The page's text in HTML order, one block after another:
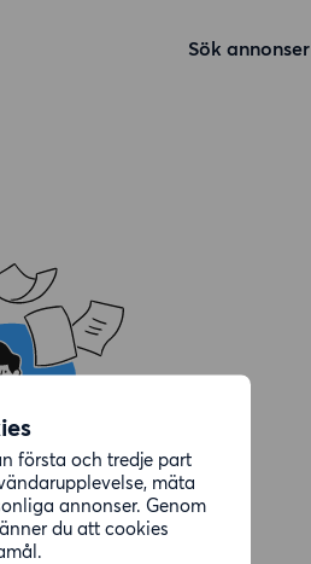
första och tredje part
mäta
annonser. Genom
du att cookies
Sök annonser
efter är borttagen